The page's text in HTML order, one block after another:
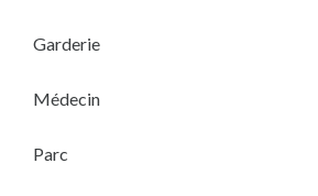
Garderie
Médecin
Parc